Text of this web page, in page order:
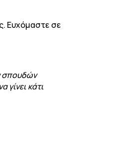
Ευχόμαστε σε
σπουδών
γίνει κάτι